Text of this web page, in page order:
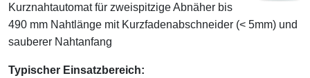
Kurznahtautomat für zweispitzige Abnäher bis
490 mm Nahtlänge mit Kurzfadenabschneider (< 5mm) und
sauberer Nahtanfang
Typischer Einsatzbereich: